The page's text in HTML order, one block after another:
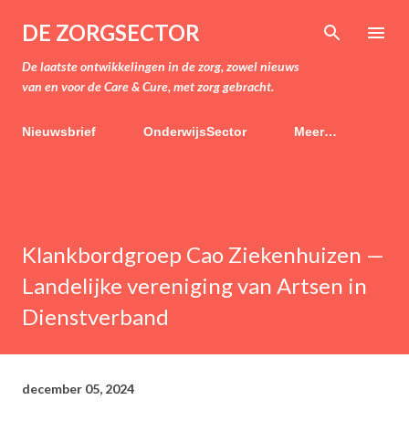
Doorgaan naar hoofdcontent
DE ZORGSECTOR
De laatste ontwikkelingen in de zorg, zowel nieuws
van en voor de Care & Cure, met zorg gebracht.
Nieuwsbrief OnderwijsSector Meer…
Klankbordgroep Cao Ziekenhuizen —
Landelijke vereniging van Artsen in
Dienstverband
december 05, 2024